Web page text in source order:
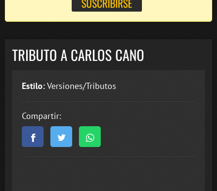
TRIBUTO A CARLOS CANO
Estilo:Versiones/Tributos
Compartir: